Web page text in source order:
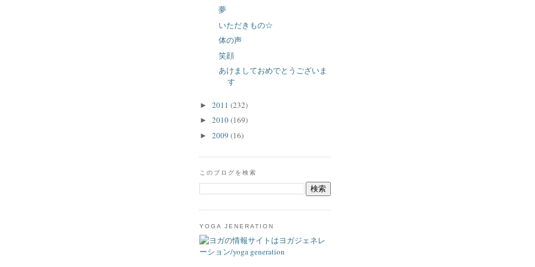
夢
いただきもの☆
体の声
笑顔
あけましておめでとうございま
す
► 2011 (232)
► 2010(169)
► 2009 (16)
このブログを検索
YOGA JENERATION